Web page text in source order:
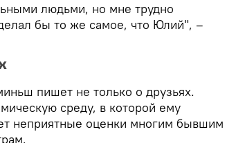
людьми, но мне трудно
бы то же самое, что Юлий", –
пишет не только о друзьях.
среду, в которой ему
неприятные оценки многим бывшим